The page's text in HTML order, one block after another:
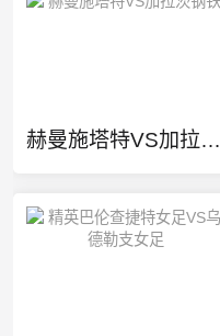
赫曼施塔特VS加拉茨钢铁